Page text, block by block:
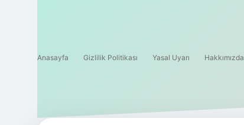
Anasayfa Gizlilik Politikası Yasal Uyarı Hakkımızda